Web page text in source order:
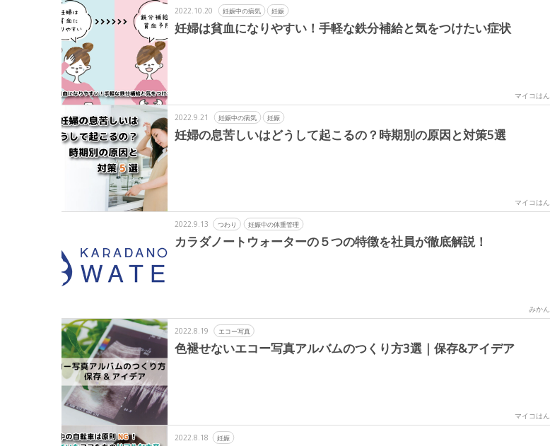
2022.10.20 妊娠中の病気 妊娠
妊婦は貧血になりやすい！手軽な鉄分補給と気をつけたい症状
マイコはん
2022.9.21 妊娠中の病気 妊娠
妊婦の息苦しいはどうして起こるの？時期別の原因と対策5選
マイコはん
2022.9.13 つわり 妊娠中の体重管理
カラダノートウォーターの５つの特徴を社員が徹底解説！
みかん
2022.8.19 エコー写真
色褪せないエコー写真アルバムのつくり方3選｜保存&アイデア
マイコはん
2022.8.18 妊娠